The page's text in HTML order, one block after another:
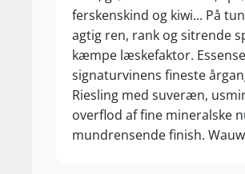
ferskenskind og kiwi... På
agtig ren, rank og sitrende
kæmpe læskefaktor.
signaturvinens fineste
Riesling med suveræn,
overflod af fine mineralske
mundrensende finish.